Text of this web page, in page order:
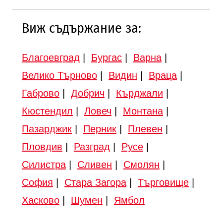
Виж съдържание за:
Благоевград| Бургас| Варна|
Велико Търново| Видин Враца|
Габрово| Добрич Кърджали
Кюстендил
Ловеч Монтана|
Пазарджик| Перник| Плевен
Пловдив
Разград| Русе|
Силистра| Сливен Смолян
София
Стара Загора| Търговище|
Хасково| Шумен Ямбол